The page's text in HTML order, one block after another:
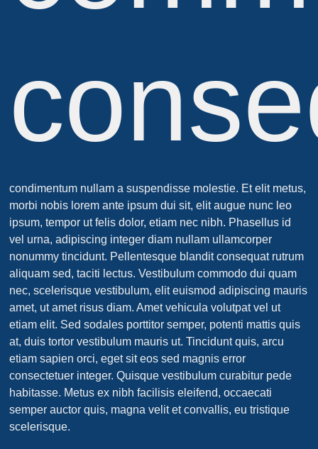
condimentum nullam a suspendisse molestie. Et elit metus,
morbi nobis lorem ante ipsum dui sit, elit augue nunc leo
ipsum, tempor ut felis dolor, etiam nec nibh. Phasellus id
vel urna, adipiscing integer diam nullam ullamcorper
nonummy tincidunt. Pellentesque blandit consequat rutrum
aliquam sed, taciti lectus. Vestibulum commodo dui quam
nec, scelerisque vestibulum, elit euismod adipiscing mauris
amet, ut amet risus diam. Amet vehicula volutpat vel ut
etiam elit. Sed sodales porttitor semper, potenti mattis quis
at, duis tortor vestibulum mauris ut. Tincidunt quis, arcu
etiam sapien orci, eget sit eos sed magnis error
consectetuer integer. Quisque vestibulum curabitur pede
habitasse. Metus ex nibh facilisis eleifend, occaecati
semper auctor quis, magna velit et convallis, eu tristique
scelerisque.